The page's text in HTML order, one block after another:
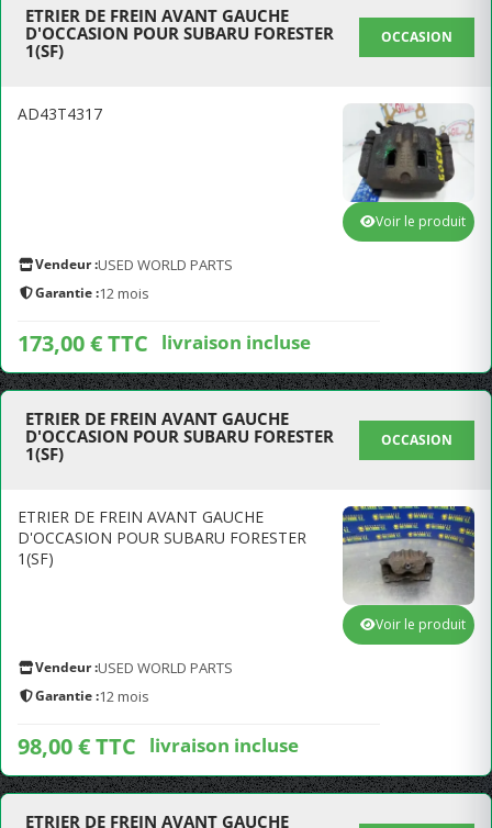
ETRIER DE FREIN AVANT GAUCHE
D'OCCASION POUR SUBARU FORESTER
1(SF)
OCCASION
AD43T4317
Vendeur :USED WORLD PARTS
Garantie :12 mois
173,00 € TTC livraison incluse
Voir le produit
ETRIER DE FREIN AVANT GAUCHE
D'OCCASION POUR SUBARU FORESTER
1(SF)
OCCASION
ETRIER DE FREIN AVANT GAUCHE
D'OCCASION POUR SUBARU FORESTER
1(SF)
Vendeur :USED WORLD PARTS
Garantie :12 mois
98,00 € TTC livraison incluse
Voir le produit
ETRIER DE FREIN AVANT GAUCHE